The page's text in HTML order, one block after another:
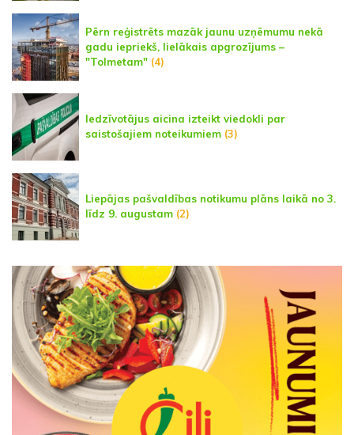
Pērn reģistrēts mazāk jaunu uzņēmumu nekā
gadu iepriekš, lielākais apgrozījums –
"Tolmetam" (4)
Iedzīvotājus aicina izteikt viedokli par
saistošajiem noteikumiem (3)
Liepājas pašvaldības notikumu plāns laikā no 3.
līdz 9. augustam (2)